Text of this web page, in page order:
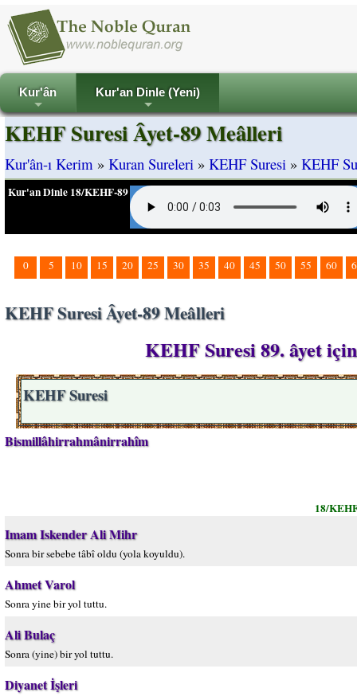
+
Kur'ân
+
Kur'an Dinle (Yeni)
KEHF Suresi Âyet-89 Meâlleri
Kur'ân-ı Kerim » Kuran Sureleri » KEHF Suresi » KEHF
Kur'an Dinle 18/KEHF-89
0 5 10 15 20 25 30 35 40 45 50 55 60
KEHF Suresi Âyet-89 Meâlleri
KEHF Suresi 89. âyet
KEHF Suresi
Bismillâhirrahmânirrahîm
18/
Imam Iskender Ali Mihr
Sonra bir sebebe tâbî oldu (yola koyuldu).
Ahmet Varol
Sonra yine bir yol tuttu.
Ali Bulaç
Sonra (yine) bir yol tuttu.
Diyanet İşleri